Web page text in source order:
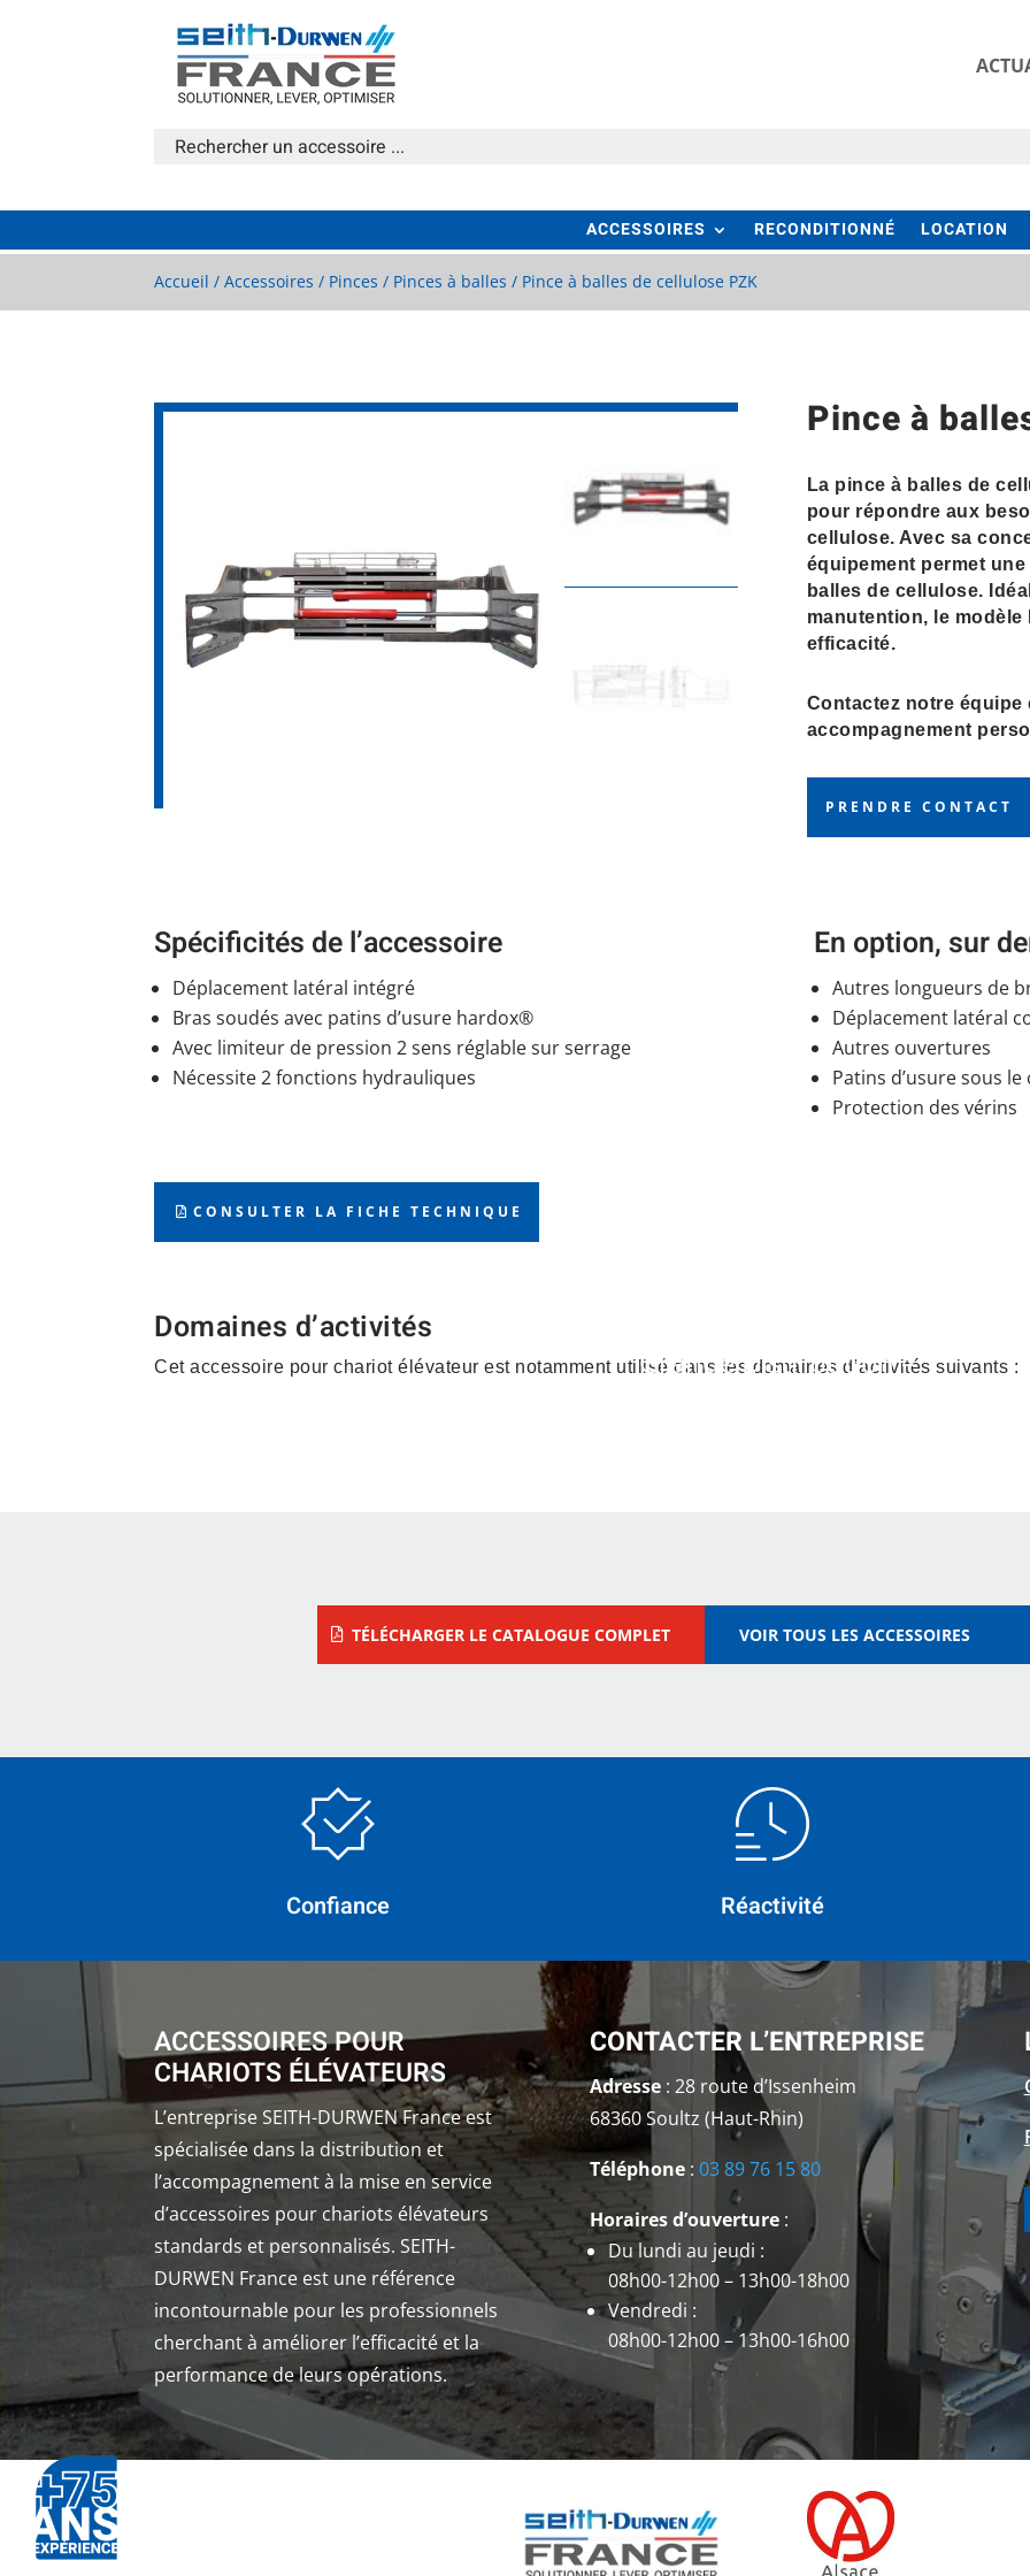
ACCESSOIRES RECONDITIONNÉ LOCATION
Accueil /Accessoires / Pinces / Pinces à balles / Pince à balles de cellulose PZK
Pince à
La pince à balles de
pour répondre aux
cellulose. Avec sa
équipement permet
balles de cellulose.
manutention, le
efficacité.
Contactez notre équipe
accompagnement
PRENDRE CONTACT
Spécificités de l’accessoire
Déplacement latéral intégré
Bras soudés avec patins d’usure hardox®
Avec limiteur de pression 2 sens réglable sur serrage
Nécessite 2 fonctions hydrauliques
En option, sur
Autres longueurs de
Déplacement latéral
Autres ouvertures
Patins d’usure sous le
Protection des vérins
CONSULTER LA FICHE TECHNIQUE
Domaines d’activités
Cet accessoire pour chariot élévateur est notamment utilisé dans les domaines d’activités suivants :
Grande Distribution –
TÉLÉCHARGER LE CATALOGUE COMPLET VOIR TOUS LES ACCESSOIRES
Confiance Réactivité
ACCESSOIRES POUR
CHARIOTS ÉLÉVATEURS
L’entreprise SEITH-DURWEN France est
spécialisée dans la distribution et
l’accompagnement à la mise en service
d’accessoires pour chariots élévateurs
standards et personnalisés. SEITH-
DURWEN France est une référence
incontournable pour les professionnels
cherchant à améliorer l’efficacité et la
performance de leurs opérations.
CONTACTER L’ENTREPRISE
Adresse: 28 route d’Issenheim
68360 Soultz (Haut-Rhin)
Téléphone: 03 89 76 15 80
Horaires d’ouverture:
Du lundi au jeudi :
08h00-12h00 – 13h00-18h00
Vendredi :
08h00-12h00 – 13h00-16h00